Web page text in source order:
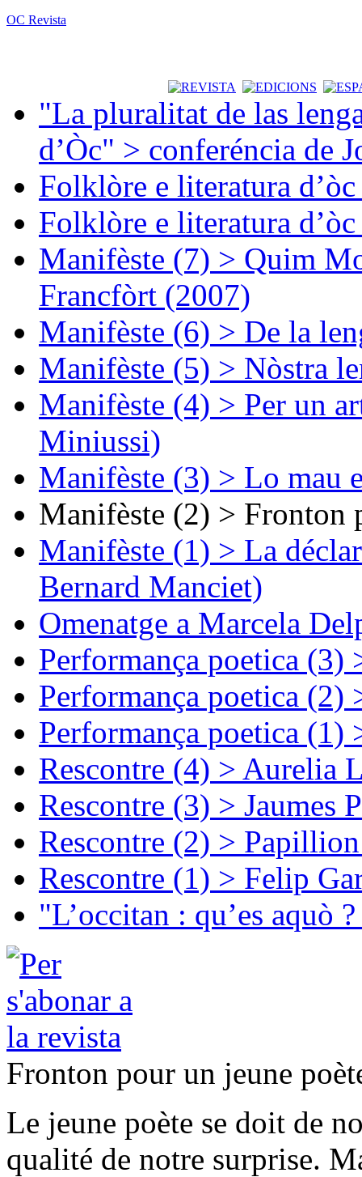
OC Revista
"La pluralitat de las
d’Òc" > conferéncia de
Folklòre e literatura
Folklòre e literatura
Manifèste (7) > Quim
Francfòrt (2007)
Manifèste (6) > De la
Manifèste (5) > Nòstra
Manifèste (4) > Per un
Miniussi)
Manifèste (3) > Lo mau
Manifèste (2) > Fronton
Manifèste (1) > La
Bernard Manciet)
Omenatge a Marcela
Performança poetica (3)
Performança poetica (2)
Performança poetica (1)
Rescontre (4) > Aurelia
Rescontre (3) > Jaumes
Rescontre (2) >
Rescontre (1) > Felip
"L’occitan : qu’es aquò
Fronton pour un jeune
Le jeune poète se doit de
qualité de notre surprise.